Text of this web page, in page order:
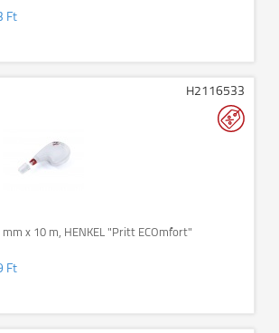
Ft
H2116533
x 10 m, HENKEL "Pritt ECOmfort"
Ft